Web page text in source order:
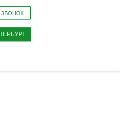
ЗВОНОК